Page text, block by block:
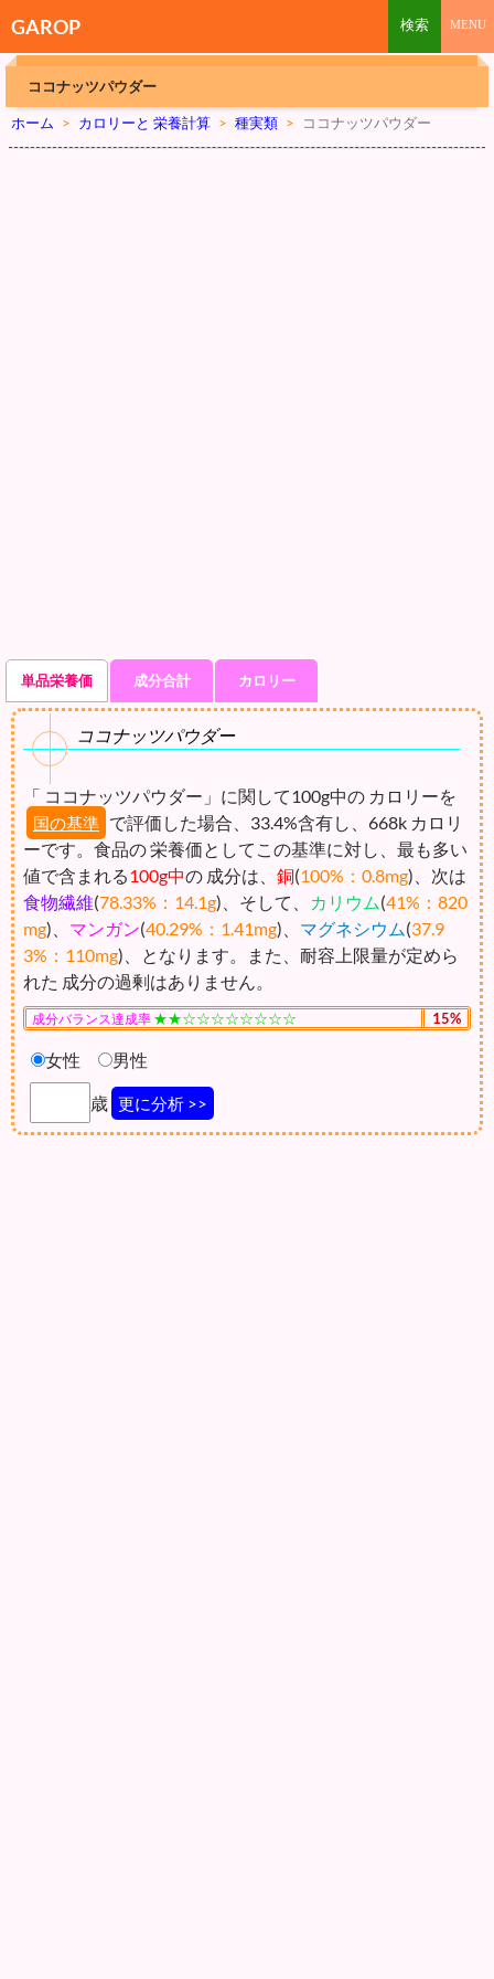
GAROP
ココナッツパウダー
ホーム > カロリーと 栄養計算 > 種実類 > ココナッツパウダー
単品栄養価 成分合計 カロリー
ココナッツパウダー
「 ココナッツパウダー」に関して100g中の カロリーを
国の基準 で評価した場合、33.4%含有し、668k カロリ
ーです。食品の 栄養価としてこの基準に対し、最も多い
値で含まれる100g中の 成分は、 銅(100%：0.8mg)、次は
食物繊維(78.33%：14.1g)、そして、 カリウム(41%：820
mg)、 マンガン(40.29%：1.41mg)、 マグネシウム(37.9
3%：110mg)、となります。また、耐容上限量が定めら
れた 成分の過剰はありません。
成分バランス達成率 ★★☆☆☆☆☆☆☆☆ 15%
女性 男性
歳 更に分析 >>